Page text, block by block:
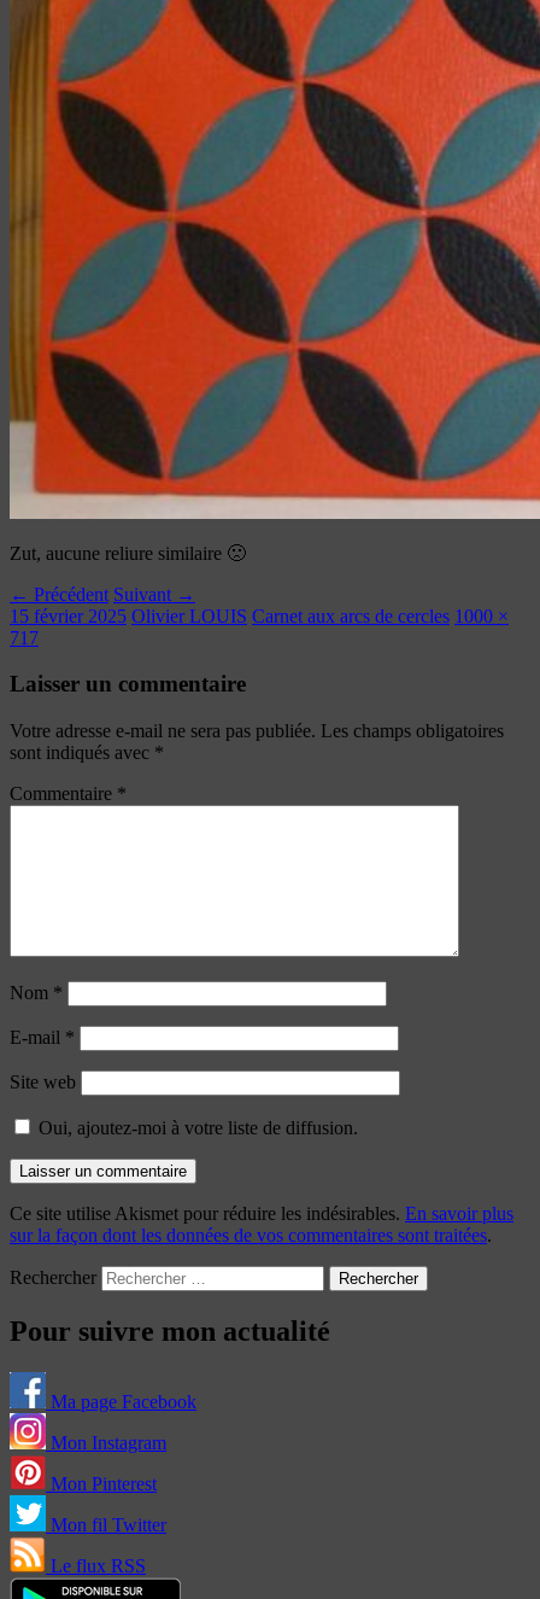
Zut, aucune reliure similaire 🙁
← Précédent Suivant →
15 février 2025 Olivier LOUIS Carnet aux arcs de cercles 1000 ×
717
Laisser un commentaire
Votre adresse e-mail ne sera pas publiée. Les champs obligatoires
sont indiqués avec *
Commentaire *
Nom *
E-mail *
Site web
Oui, ajoutez-moi à votre liste de diffusion.
Ce site utilise Akismet pour réduire les indésirables. En savoir plus
sur la façon dont les données de vos commentaires sont traitées.
Rechercher
Pour suivre mon actualité
Ma page Facebook
Mon Instagram
Mon Pinterest
Mon fil Twitter
Le flux RSS